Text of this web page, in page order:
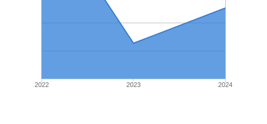
2022 2023 2024